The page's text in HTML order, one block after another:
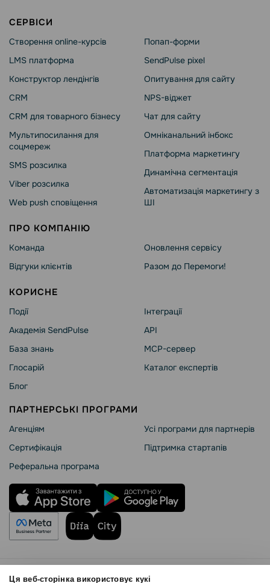
Ця веб-сторінка використовує кукі
СЕРВІСИ
Створення online-курсів
LMS платформа
Конструктор лендінгів
CRM
CRM для товарного бізнесу
Мультипосилання для
соцмереж
SMS розсилка
Viber розсилка
Web push сповіщення
Попап-форми
SendPulse pixel
Опитування для сайту
NPS-віджет
Чат для сайту
Омніканальний інбокс
Платформа маркетингу
Динамічна сегментація
Автоматизація маркетингу з
ШІ
ПРО КОМПАНІЮ
Команда
Відгуки клієнтів
Оновлення сервісу
Разом до Перемоги!
КОРИСНЕ
Події
Академія SendPulse
База знань
Глосарій
Блог
Інтеграції
API
MCP-сервер
Каталог експертів
ПАРТНЕРСЬКІ ПРОГРАМИ
Агенціям
Сертифікація
Реферальна програма
Усі програми для партнерів
Підтримка стартапів
Правила користування